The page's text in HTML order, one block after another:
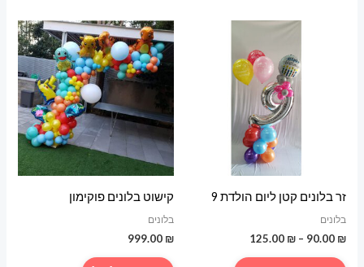
זר בלונים קטן ליום הולדת 9
בלונים
90.00 ₪
–
125.00 ₪
קישוט בלונים פוקימון
בלונים
999.00 ₪